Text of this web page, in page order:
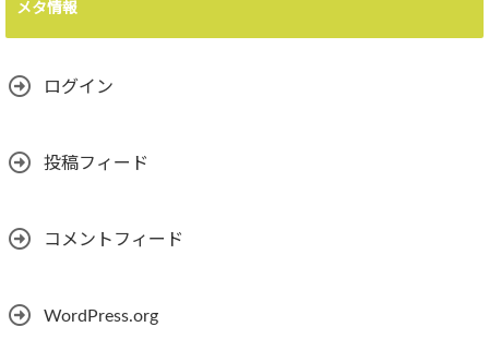
メタ情報
ログイン
投稿フィード
コメントフィード
WordPress.org